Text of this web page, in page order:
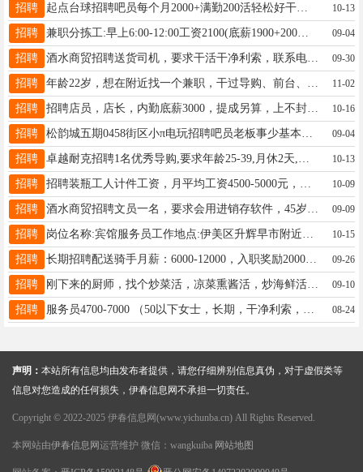
招聘 起点台球招聘吧员每个月2000+满勤200活轻松好干老板不排挤王泽权18249817067 10-13
招聘 兼职分拣工:早上6:00-12:00工资2100(底薪1900+200满勤)工作内容:分拣扫描快件全职内勤:工资4000(底薪3800+200满勤)工作内容:分拣扫描快件装卸工:工资4000(底薪3800+200满勤)工作内容:装卸快件林业局司机:B证司机工资5000(底薪4800+200满勤)要求:无重大疾病脑梗心梗心脏病等工作地点:汇源展厅对面。联系电话:13766789712王经理15304580178 09-04
招聘 酒水商贸招聘送货司机，要求干活干净利索，联系电话17845087999梁志17845087999 09-30
招聘 11-02
招聘 招聘店员，店长，内勤底薪3000，提成另算，上不封顶7小时工作制，中午两小时休息想要赚钱的来，短期勿扰地址：铁力，双丰招聘☎️：15245889990（微信同步）刘女士13766736677 10-16
招聘 09-04
招聘 10-13
招聘 10-09
招聘 09-09
招聘 10-15
招聘 长期招聘配送骑手月薪：6000-12000，入职奖励2000，车辆电瓶首月免费使用，车辆补贴1000，老骑手回归奖2000元????????业务经理：月薪4000-7000，20岁以上，男女不限，学历不限，有无经验均可陈女士18504581458 09-26
招聘 刚下来的厨师，找个炒菜活，凉菜熏酱活，炒海鲜活，切墩活，铁锅炖活均可，有意电联18145427077李师傅18145427077 09-10
招聘 08-24
声明： 本站所有信息均由发布者提供，请您仔细辨别信息真伪，对于虚假类等
信息对您造成的任何损失，伊春信息网不承担一切责任。
Copyright © 2022-2025 伊春信息网(www.yichunba.cn) All Rights Reserved.
本网站由伊春信息网 运营维护 微信：wangkuiba 网站地图